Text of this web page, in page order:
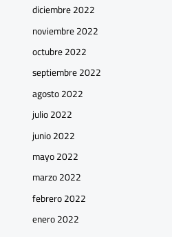
diciembre 2022
noviembre 2022
octubre 2022
septiembre 2022
agosto 2022
julio 2022
junio 2022
mayo 2022
marzo 2022
febrero 2022
enero 2022